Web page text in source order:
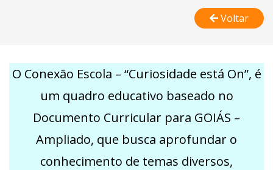
Voltar
O Conexão Escola – “Curiosidade está On”, é
um quadro educativo baseado no
Documento Curricular para GOIÁS –
Ampliado, que busca aprofundar o
conhecimento de temas diversos,